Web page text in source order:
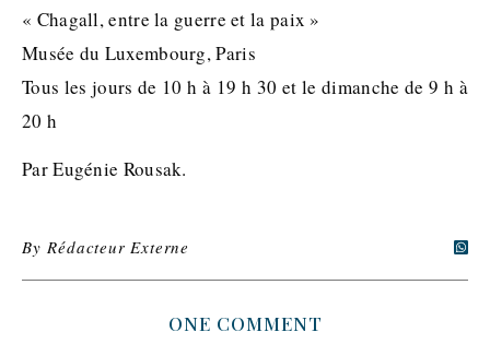
« Chagall, entre la guerre et la paix »
Musée du Luxembourg, Paris
Tous les jours de 10 h à 19 h 30 et le dimanche de 9 h à
20 h
Par Eugénie Rousak.
ByRédacteur Externe
ONE COMMENT